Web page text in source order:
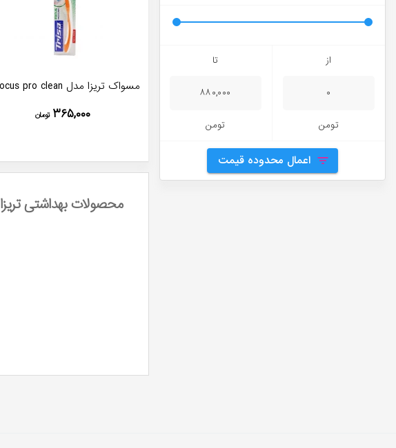
از
۰
تومن
تا
۸۸۰,۰۰۰
تومن
اعمال محدوده قیمت
مسواک تریزا مدل focus pro clean
۳۶۵,۰۰۰ تومان
محصولات بهداشتی تریزا